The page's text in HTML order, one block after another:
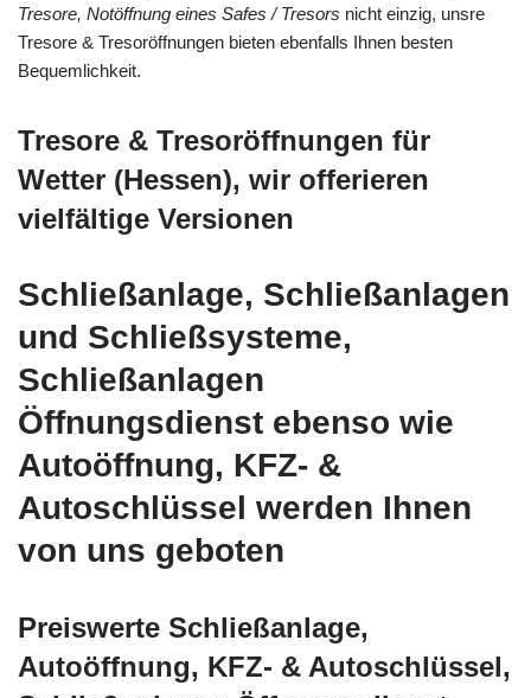
Tresore, Notöffnung eines Safes / Tresors nicht einzig, unsre
Tresore & Tresoröffnungen bieten ebenfalls Ihnen besten
Bequemlichkeit.
Tresore & Tresoröffnungen für
Wetter (Hessen), wir offerieren
vielfältige Versionen
Schließanlage, Schließanlagen
und Schließsysteme,
Schließanlagen
Öffnungsdienst ebenso wie
Autoöffnung, KFZ- &
Autoschlüssel werden Ihnen
von uns geboten
Preiswerte Schließanlage,
Autoöffnung, KFZ- & Autoschlüssel,